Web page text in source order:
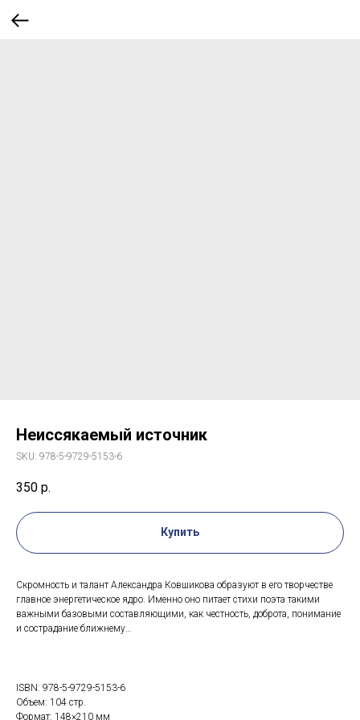
Неиссякаемый источник
SKU: 978-5-9729-5153-6
350 р.
Купить
Скромность и талант Александра Ковшикова образуют в его творчестве
главное энергетическое ядро. Именно оно питает стихи поэта такими
важными базовыми составляющими, как честность, доброта, понимание
и сострадание ближнему…
ISBN: 978-5-9729-5153-6
Объем: 104 стр.
Формат: 148×210 мм